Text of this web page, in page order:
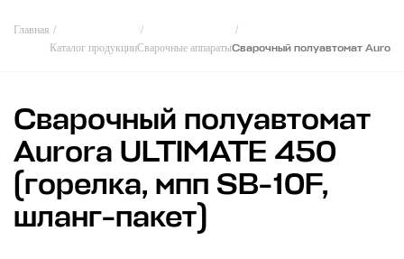
Главная
Каталог продукцииСварочные аппаратыСварочный полуавтомат Aurora
Сварочный полуавтомат
Aurora ULTIMATE 450
(горелка, мпп SB-10F,
шланг-пакет)